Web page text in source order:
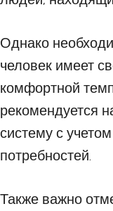
Однако
человек имеет
комфортной
рекомендуется
систему с
потребностей.
Также важно